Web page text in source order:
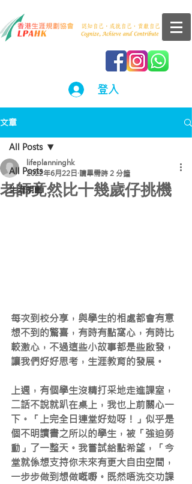
登入
文章
All Posts
生涯規劃
All Posts
老師竟然比十幾歲仔挑機
lifeplanninghk
2022年6月22日 讀畢需時 2 分鐘
每次到校分享，與學生的相處都會有意
想不到的驚喜，有時有點窩心，有時比
較激心，不過這些小故事都是些啟發，
讓我們好好思考，生涯教育的發展。
上週，有個學生沒精打采地走進課室，
二話不說就趴在桌上，我也上前關心一
下。「上完全日連堂好攰呀！」似乎是
個不明讀書之所以的學生，被「強迫勞
動」了一整天。我嘗試給點希望，「今
堂就係想支持你未來有更大自由空間，
一步步做到想做嘅嘢。既然唔洗交功課